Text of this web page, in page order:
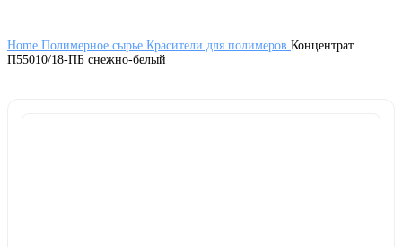
Home Полимерное сырье Красители для полимеров Концентрат
П55010/18-ПБ снежно-белый